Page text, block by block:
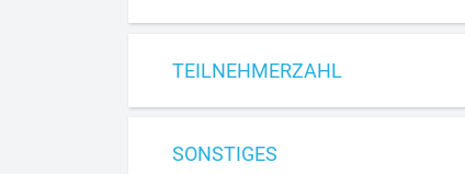
TEILNEHMERZAHL
SONSTIGES